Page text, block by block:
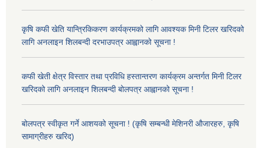
कृषि कफी खेति यान्त्रिकिकरण कार्यक्रमको लागि आवश्यक मिनी टिलर खरिदको
लागि अनलाइन शिलबन्दी दरभाउपत्र आह्वानको सूचना !
कफी खेती क्षेत्र विस्तार तथा प्रविधि हस्तान्तरण कार्यक्रम अन्तर्गत मिनी टिलर
खरिदको लागि अनलाइन शिलबन्दी बोलपत्र आह्वानको सूचना !
बोलपत्र स्वीकृत गर्ने आशयको सूचना ! (कृषि सम्बन्धी मेशिनरी औजारहरु, कृषि
सामाग्रीहरु खरिद)